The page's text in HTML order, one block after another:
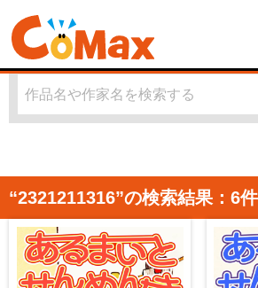
電子書籍マンガ CoMax(コマックス)公式サ
「2321211316」の検索結果
“2321211316”の検索結果：6件